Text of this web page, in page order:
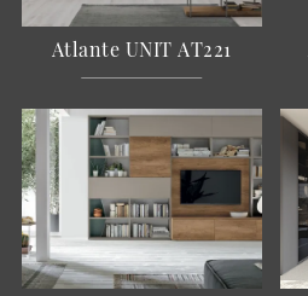
Atlante UNIT AT221